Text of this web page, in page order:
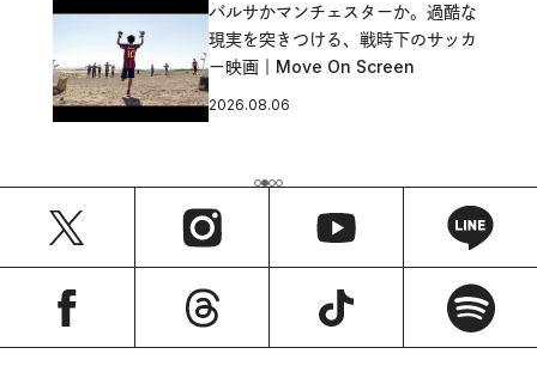
バルサかマンチェスターか。過酷な
現実を突きつける、戦時下のサッカ
ー映画｜Move On Screen
2026.08.06